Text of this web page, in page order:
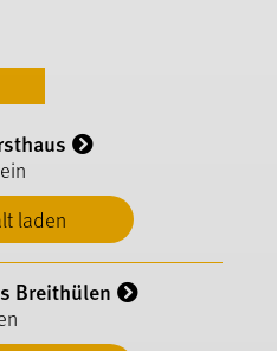
laden
Breithülen